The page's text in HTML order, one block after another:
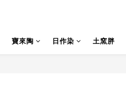
寶來陶 日作染 土窯胖